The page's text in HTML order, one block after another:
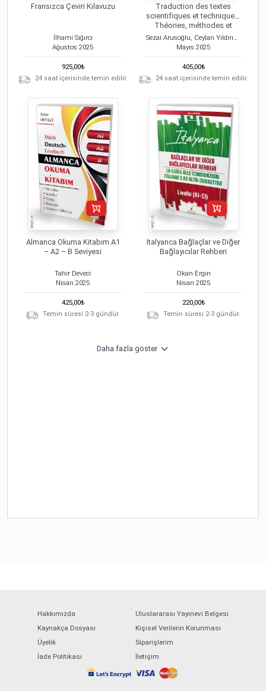
Fransızca Çeviri Kılavuzu
İlhami Sığırcı
Ağustos 2025
925,00₺
24 saat içerisinde temin edilir.
Traduction des textes
scientifiques et techniques:
Théories, méthodes et
nouvelles approches
Sezai Arusoğlu, Ceylan Yıldırım Yaşar
Mayıs 2025
405,00₺
24 saat içerisinde temin edilir.
Almanca Okuma Kitabım A1
– A2 – B Seviyesi
Tahir Deveci
Nisan 2025
425,00₺
Temin süresi 2-3 gündür.
İtalyanca Bağlaçlar ve Diğer
Bağlayıcılar Rehberi
Okan Ergin
Nisan 2025
220,00₺
Temin süresi 2-3 gündür.
Daha fazla göster
Hakkımızda
Uluslararası Yayınevi Belgesi
Kaynakça Dosyası
Kişisel Verilerin Korunması
Üyelik
Siparişlerim
İade Politikası
İletişim